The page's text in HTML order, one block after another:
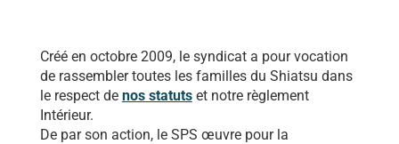
Créé en octobre 2009, le syndicat a pour vocation
de rassembler toutes les familles du Shiatsu dans
le respect de nos statutset notre règlement
Intérieur.
De par son action, le SPS œuvre pour la